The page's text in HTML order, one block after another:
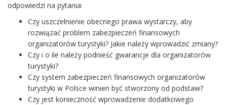
odpowiedzi na pytania:
Czy uszczelnienie obecnego prawa wystarczy, aby
rozwiązać problem zabezpieczeń finansowych
organizatorów turystyki? Jakie należy wprowadzić zmiany?
Czy i o ile należy podnieść gwarancje dla organizatorów
turystyki?
Czy system zabezpieczeń finansowych organizatorów
turystyki w Polsce winien być stworzony od podstaw?
Czy jest konieczność wprowadzenie dodatkowego